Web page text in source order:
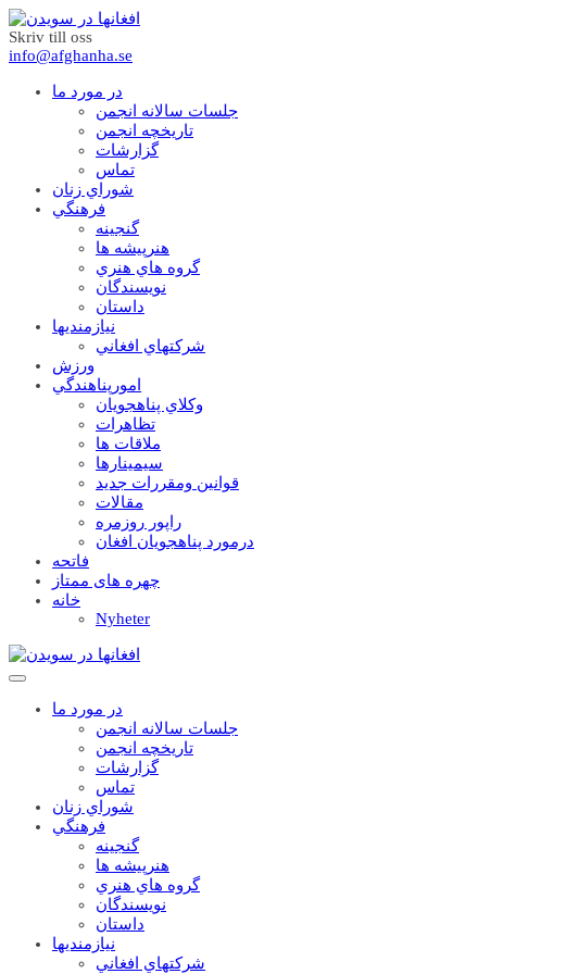
Skriv till oss
info@afghanha.se
در مورد ما
جلسات سالانه انجمن
تاریخچه انجمن
گزارشات
تماس
شوراي زنان
فرهنگي
گنجينه
هنرپيشه ها
گروه هاي هنري
نويسندگان
داستان
نيازمنديها
شرکتهاي افغاني
ورزش
امورپناهندگي
وکلاي پناهجويان
تظاهرات
ملاقات ها
سيمينارها
قوانين ومقررات جديد
مقالات
راپور روزمره
درمورد پناهجويان افغان
فاتحه
چهره های ممتاز
خانه
Nyheter
در مورد ما
جلسات سالانه انجمن
تاریخچه انجمن
گزارشات
تماس
شوراي زنان
فرهنگي
گنجينه
هنرپيشه ها
گروه هاي هنري
نويسندگان
داستان
نيازمنديها
شرکتهاي افغاني